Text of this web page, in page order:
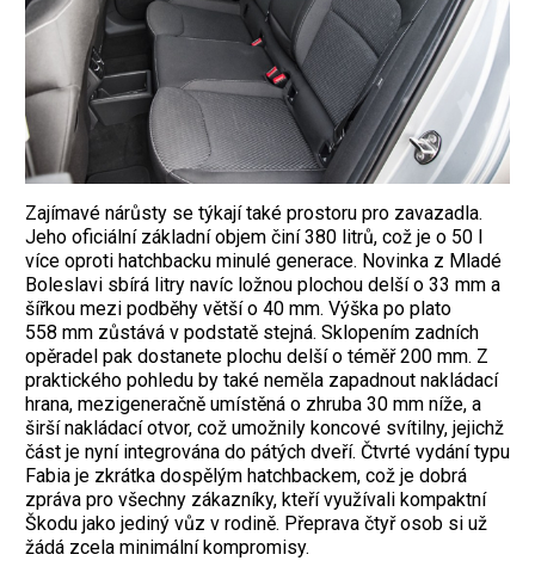
Zajímavé nárůsty se týkají také prostoru pro zavazadla.
Jeho oficiální základní ­objem činí 380 litrů, což je o 50 l
více oproti hatchbacku minulé generace. Novinka z Mladé
Boleslavi sbírá litry navíc ložnou plochou delší o 33 mm a
šířkou mezi podběhy větší o 40 mm. Výška po plato
558 mm zůstává v podstatě stejná. Sklopením zadních
opěradel pak dostanete plochu delší o téměř 200 mm. Z
praktického pohledu by také neměla zapadnout nakládací
hrana, mezigeneračně umístěná o zhruba 30 mm níže, a
širší nakládací ­otvor, což umožnily koncové svítilny, jejichž
část je nyní integrována do pátých dveří. Čtvrté vydání typu
Fabia je zkrátka dospělým hatchbackem, což je dobrá
zpráva pro všechny ­zákazníky, kteří využívali kompaktní
Škodu jako jediný vůz v rodině. Přeprava čtyř osob si už
žádá zcela minimální kompromisy.